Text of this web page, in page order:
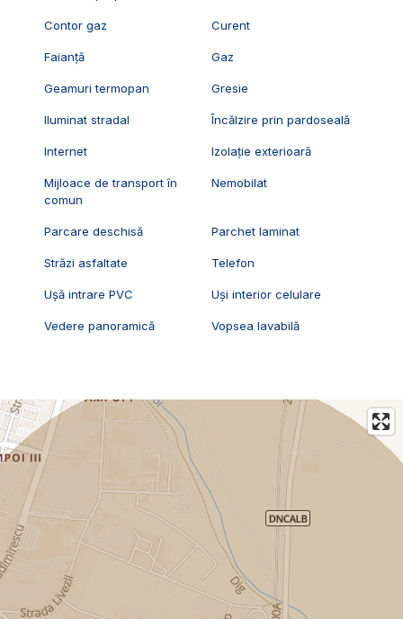
Contor gaz Curent
Faianță Gaz
Geamuri termopan Gresie
Iluminat stradal Încălzire prin pardoseală
Internet Izolație exterioară
Mijloace de transport în
comun
Nemobilat
Parcare deschisă Parchet laminat
Străzi asfaltate Telefon
Ușă intrare PVC Uși interior celulare
Vedere panoramică Vopsea lavabilă